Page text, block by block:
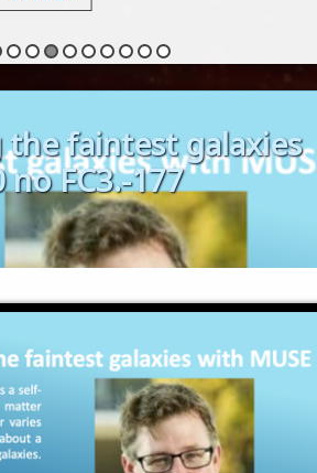
the faintest galaxies
FC3.-177